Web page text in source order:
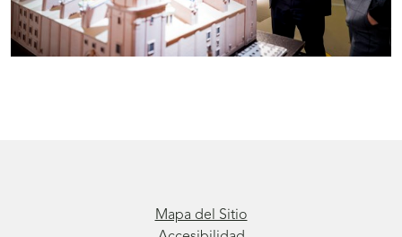
Mapa del Sitio